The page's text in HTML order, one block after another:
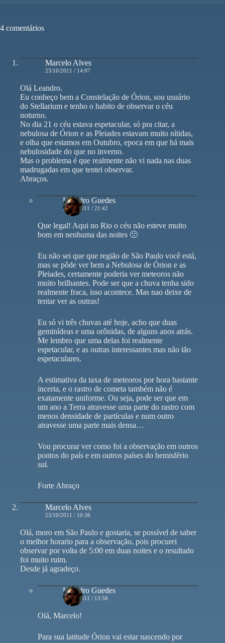
4 comentários
Marcelo Alves
23/10/2011 / 14:07
Olá Leandro.
Eu conheço bem a Constelação de Órion, sou usuário
do Stellarium e tenho o habito de observar o céu
noturno.
No dia 21 o céu estava espetacular, só pra citar, a
nebulosa de Órion e as Pleiades estavam muito nítidas,
e olha que estamos em Outubro, epoca em que há mais
nebulosidade do que no inverno.
Mas o problema é que realmente não vi nada nas duas
madrugadas em que tentei observar.
Abraços.
Leandro Guedes
23/10/2011 / 21:42
Que legal! Aqui no Rio o céu não esteve muito
bom em nenhuma das noites 🙁
Eu não sei que que região de São Paulo você está,
mas se pôde ver bem a Nebulosa de Órion e as
Pleiades, certamente poderia ver meteoros não
muito brilhantes. Pode ser que a chuva tenha sido
realmente fraca, isso acontece. Mas nao deixe de
tentar ver as outras!
Eu só vi três chuvas até hoje, acho que duas
geminídeas e uma orônidas, de alguns anos atrás.
Me lembro que uma delas foi realmente
espetacular, e as outras interessantes mas não tão
espetaculares.
A estimativa da taxa de meteoros por hora bastante
incerta, e o rastro de cometa também não é
exatamente uniforme. Ou seja, pode ser que em
um ano a Terra atravesse uma parte do rastro com
menos densidade de partículas e num outro
atravesse uma parte mais densa…
Vou procurar ver como foi a observação em outros
pontos do país e em outros países do hemisfério
sul.
Forte Abraço
Marcelo Alves
23/10/2011 / 10:36
Olá, moro em São Paulo e gostaria, se possível de saber
o melhor horario para a observação, pois procurei
observar por volta de 5:00 em duas noites e o resultado
foi muito ruim.
Desde já agradeço.
Leandro Guedes
23/10/2011 / 13:58
Olá, Marcelo!
Para sua latitude Órion vai estar nascendo por